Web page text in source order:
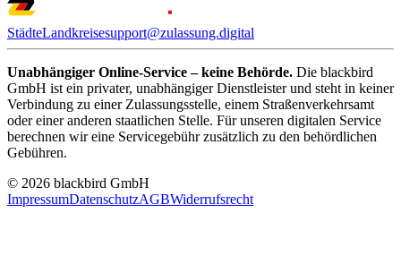
StädteLandkreisesupport@zulassung.digital
Unabhängiger Online-Service – keine Behörde. Die blackbird
GmbH ist ein privater, unabhängiger Dienstleister und steht in keiner
Verbindung zu einer Zulassungsstelle, einem Straßenverkehrsamt
oder einer anderen staatlichen Stelle. Für unseren digitalen Service
berechnen wir eine Servicegebühr zusätzlich zu den behördlichen
Gebühren.
© 2026 blackbird GmbH
ImpressumDatenschutzAGBWiderrufsrecht